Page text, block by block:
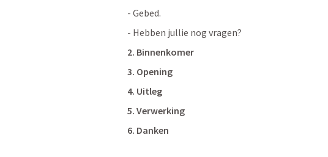
- Gebed.
- Hebben jullie nog vragen?
2. Binnenkomer
3. Opening
4. Uitleg
5. Verwerking
6. Danken